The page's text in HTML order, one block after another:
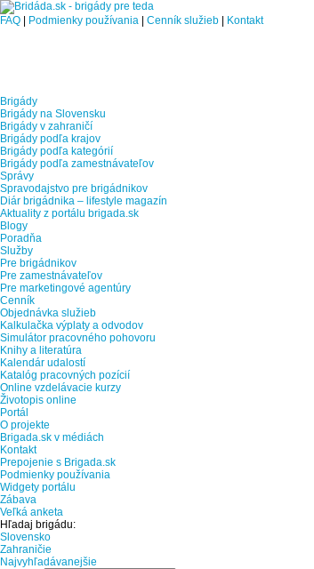
FAQ Podmienky používania Cenník služieb Kontakt
Brigády
Brigády na Slovensku
Brigády v zahraničí
Brigády podľa krajov
Brigády podľa kategórií
Brigády podľa zamestnávateľov
Správy
Spravodajstvo pre brigádnikov
Diár brigádnika – lifestyle magazín
Aktuality z portálu brigada.sk
Blogy
Poradňa
Služby
Pre brigádnikov
Pre zamestnávateľov
Pre marketingové agentúry
Cenník
Objednávka služieb
Kalkulačka výplaty a odvodov
Simulátor pracovného pohovoru
Knihy a literatúra
Kalendár udalostí
Katalóg pracovných pozícií
Online vzdelávacie kurzy
Životopis online
Portál
O projekte
Brigada.sk v médiách
Kontakt
Prepojenie s Brigada.sk
Podmienky používania
Widgety portálu
Zábava
Veľká anketa
Hľadaj brigádu:
Slovensko
Zahraničie
Najvyhľadávanejšie